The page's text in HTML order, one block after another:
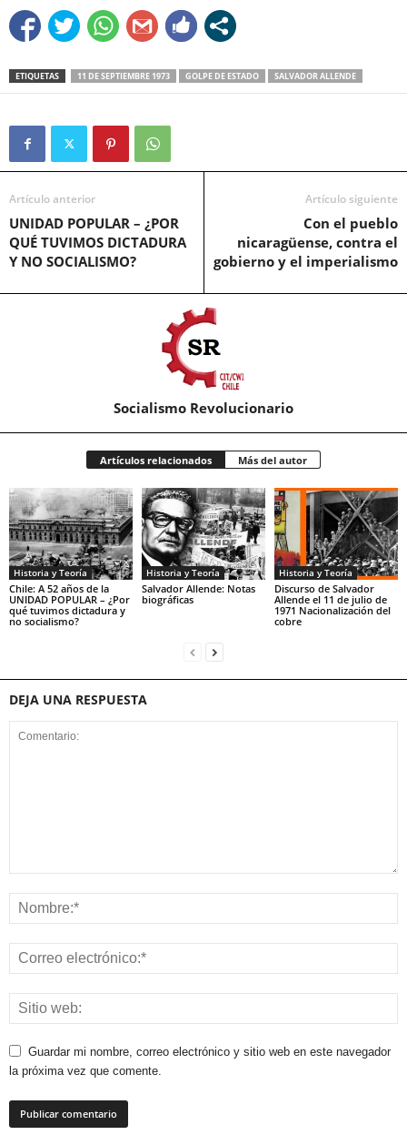
ETIQUETAS 11 DE SEPTIEMBRE 1973 GOLPE DE ESTADO SALVADOR ALLENDE
Artículo anterior
UNIDAD POPULAR – ¿POR
QUÉ TUVIMOS DICTADURA
Y NO SOCIALISMO?
Artículo siguiente
Con el pueblo
nicaragüense, contra el
gobierno y el imperialismo
Socialismo Revolucionario
Artículos relacionados Más del autor
Historia y Teoría
Chile: A 52 años de la
UNIDAD POPULAR – ¿Por
qué tuvimos dictadura y
no socialismo?
Historia y Teoría
Salvador Allende: Notas
biográficas
Historia y Teoría
Discurso de Salvador
Allende el 11 de julio de
1971 Nacionalización del
cobre
DEJA UNA RESPUESTA
Guardar mi nombre, correo electrónico y sitio web en este navegador
la próxima vez que comente.